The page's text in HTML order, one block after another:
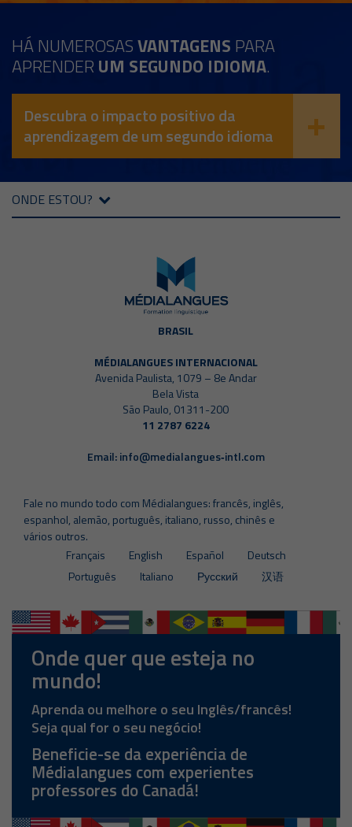
HÁ NUMEROSASVANTAGENS PARA
APRENDER UM SEGUNDO IDIOMA.
Descubra o impacto positivo da
aprendizagem de um segundo idioma
ONDE ESTOU?
BRASIL
MÉDIALANGUES INTERNACIONAL
Avenida Paulista, 1079 – 8e Andar
Bela Vista
São Paulo, 01311-200
11 2787 6224
Email:info@medialangues‑intl.com
Fale no mundo todo com Médialangues: francês, inglês,
espanhol, alemão, português, italiano, russo, chinês e
vários outros.
Français
English Español
Deutsch
Português
Italiano Русский 汉语
Onde quer que esteja no
mundo!
Aprenda ou melhore o seu Inglês/francês!
Seja qual for o seu negócio!
Beneficie-se da experiência de
Médialangues com experientes
professores do Canadá!